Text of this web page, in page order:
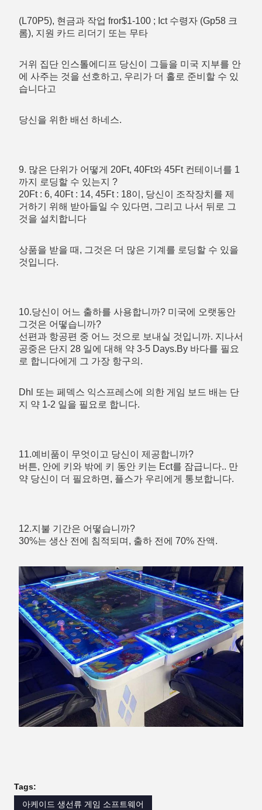
(L70P5), 현금과 작업 fror$1-100 ; Ict 수령자 (Gp58 크
롬), 지원 카드 리더기 또는 무타
거위 집단 인스톨에디프 당신이 그들을 미국 지부를 안
에 사주는 것을 선호하고, 우리가 더 홀로 준비할 수 있
습니다고
당신을 위한 배선 하네스.
9. 많은 단위가 어떻게 20Ft, 40Ft와 45Ft 컨테이너를 1
까지 로딩할 수 있는지 ?
20Ft : 6, 40Ft : 14, 45Ft : 18이, 당신이 조작장치를 제
거하기 위해 받아들일 수 있다면, 그리고 나서 뒤로 그
것을 설치합니다
상품을 받을 때, 그것은 더 많은 기계를 로딩할 수 있을
것입니다.
10.당신이 어느 출하를 사용합니까? 미국에 오랫동안
그것은 어떻습니까?
선편과 항공편 중 어느 것으로 보내실 것입니까. 지나서
공중은 단지 28 일에 대해 약 3-5 Days.By 바다를 필요
로 합니다에게 그 가장 항구의.
Dhl 또는 페덱스 익스프레스에 의한 게임 보드 배는 단
지 약 1-2 일을 필요로 합니다.
11.예비품이 무엇이고 당신이 제공합니까?
버튼, 안에 키와 밖에 키 동안 키는 Ect를 잠급니다.. 만
약 당신이 더 필요하면, 플스가 우리에게 통보합니다.
12.지불 기간은 어떻습니까?
30%는 생산 전에 침적되며, 출하 전에 70% 잔액.
Tags:
아케이드 생선류 게임 소프트웨어